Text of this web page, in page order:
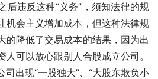
后违反这种“义务”，须知法律的规
机会主义增加成本，但这种法律规
的降低了交易成本的结果，因为出
可以放心跟别人合股成立公司。
出现“一股独大”、“大股东欺负小